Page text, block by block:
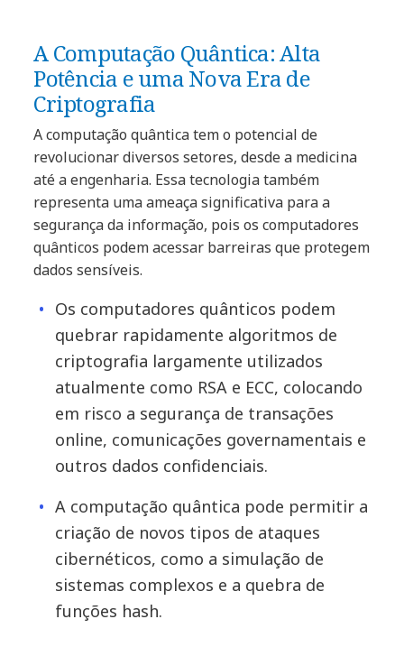
A Computação Quântica: Alta
Potência e uma Nova Era de
Criptografia
A computação quântica tem o potencial de
revolucionar diversos setores, desde a medicina
até a engenharia. Essa tecnologia também
representa uma ameaça significativa para a
segurança da informação, pois os computadores
quânticos podem acessar barreiras que protegem
dados sensíveis.
Os computadores quânticos podem
quebrar rapidamente algoritmos de
criptografia largamente utilizados
atualmente como RSA e ECC, colocando
em risco a segurança de transações
online, comunicações governamentais e
outros dados confidenciais.
A computação quântica pode permitir a
criação de novos tipos de ataques
cibernéticos, como a simulação de
sistemas complexos e a quebra de
funções hash.